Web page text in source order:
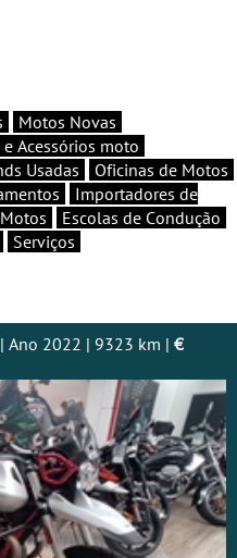
Motos Novas
Acessórios moto
Usadas
Oficinas de Motos
Importadores de
Escolas de Condução
Serviços
Ano 2022 | 9323 km | €